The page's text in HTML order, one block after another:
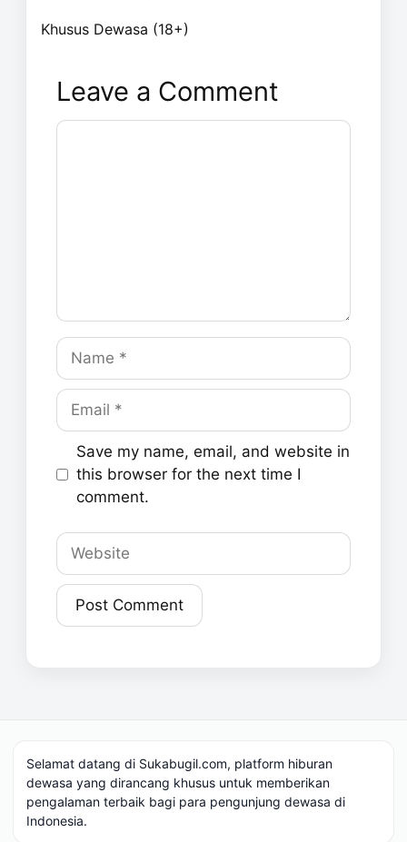
Khusus Dewasa (18+)
Leave a Comment
Comment
Name
Email
Save my name, email, and website in
this browser for the next time I
comment.
Website
Selamat datang di Sukabugil.com, platform hiburan
dewasa yang dirancang khusus untuk memberikan
pengalaman terbaik bagi para pengunjung dewasa di
Indonesia.